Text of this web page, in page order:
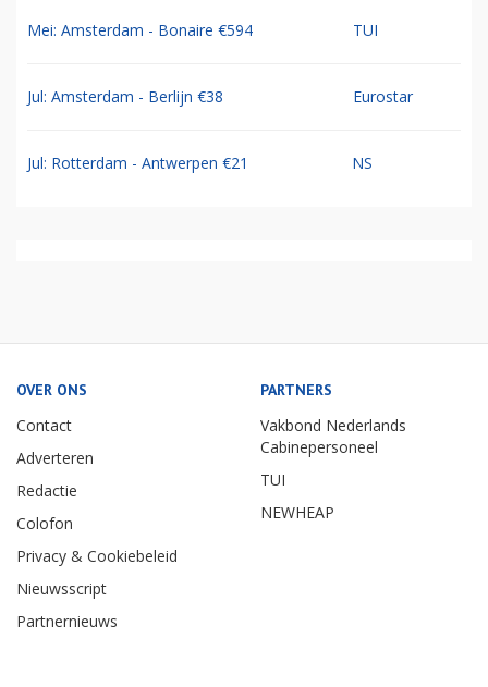
Mei: Amsterdam - Bonaire €594 TUI
Jul: Amsterdam - Berlijn €38 Eurostar
Jul: Rotterdam - Antwerpen €21 NS
OVER ONS
Contact
Adverteren
Redactie
Colofon
Privacy & Cookiebeleid
Nieuwsscript
Partnernieuws
PARTNERS
Vakbond Nederlands
Cabinepersoneel
TUI
NEWHEAP